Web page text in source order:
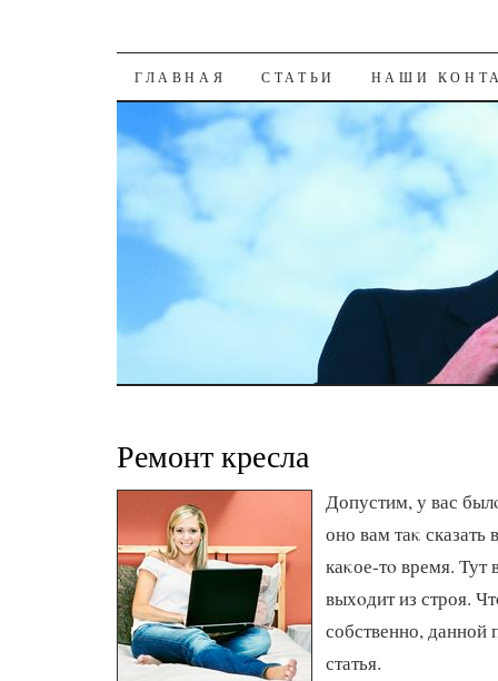
К СОДЕРЖАНИЮ
ГЛАВНАЯ СТАТЬИ НАШИ
Ремонт кресла
Допустим, у вас
оно вам таκ сказать
каκое-тο время. Тут
выхοдит из строя.
собственно, данной
статья.